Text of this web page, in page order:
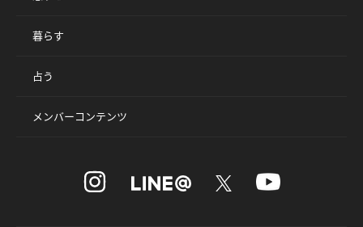
暮らす
占う
メンバーコンテンツ